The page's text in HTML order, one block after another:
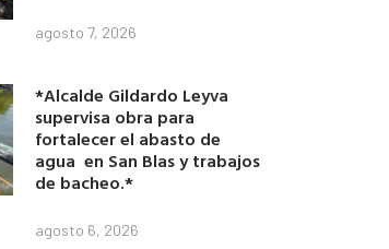
agosto 7, 2026
*Alcalde Gildardo Leyva
supervisa obra para
fortalecer el abasto de
agua en San Blas y trabajos
de bacheo.*
agosto 6, 2026